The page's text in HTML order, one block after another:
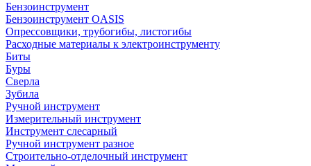
Бензоинструмент
Бензоинструмент OASIS
Опрессовщики, трубогибы, листогибы
Расходные материалы к электроинструменту
Биты
Буры
Сверла
Зубила
Ручной инструмент
Измерительный инструмент
Инструмент слесарный
Ручной инструмент разное
Строительно-отделочный инструмент